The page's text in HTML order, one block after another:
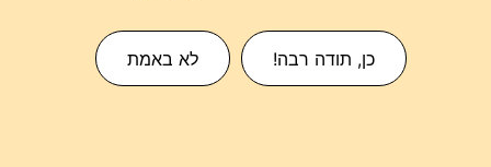
כן, תודה רבה! לא באמת